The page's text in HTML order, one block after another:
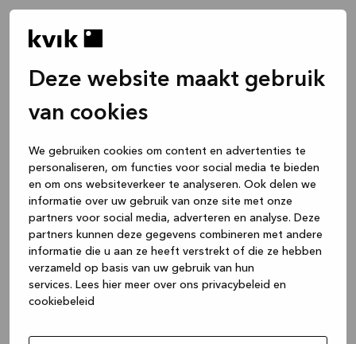
Deze website maakt gebruik
van cookies
We gebruiken cookies om content en advertenties te
personaliseren, om functies voor social media te bieden
en om ons websiteverkeer te analyseren. Ook delen we
informatie over uw gebruik van onze site met onze
partners voor social media, adverteren en analyse. Deze
partners kunnen deze gegevens combineren met andere
informatie die u aan ze heeft verstrekt of die ze hebben
verzameld op basis van uw gebruik van hun
services. Lees hier meer over ons privacybeleid en
cookiebeleid